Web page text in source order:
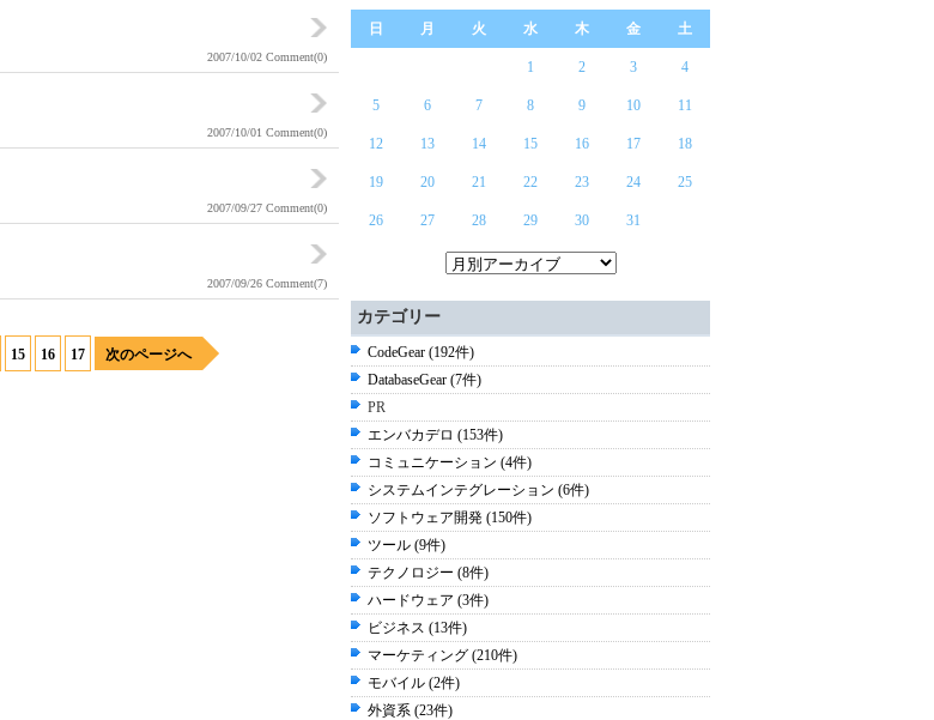
2007/10/02 Comment(0)
2007/10/01 Comment(0)
2007/09/27 Comment(0)
2007/09/26 Comment(7)
15 16 17 次のページへ
日 月 火 水 木 金 土
1 2 3 4
5 6 7 8 9 10 11
12 13 14 15 16 17 18
19 20 21 22 23 24 25
26 27 28 29 30 31
カテゴリー
CodeGear (192件)
DatabaseGear (7件)
PR
エンバカデロ (153件)
コミュニケーション (4件)
システムインテグレーション (6件)
ソフトウェア開発 (150件)
ツール (9件)
テクノロジー (8件)
ハードウェア (3件)
ビジネス (13件)
マーケティング (210件)
モバイル (2件)
外資系 (23件)